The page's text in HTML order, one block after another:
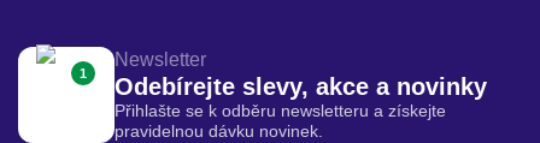
1
Newsletter
Odebírejte slevy, akce a novinky
Přihlašte se k odběru newsletteru a získejte
pravidelnou dávku novinek.